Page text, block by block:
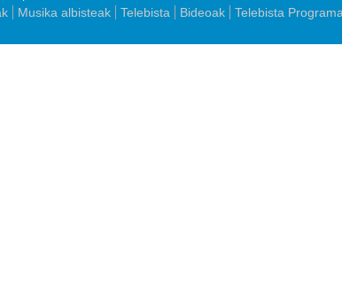
Musika albisteak Telebista Bideoak Telebista